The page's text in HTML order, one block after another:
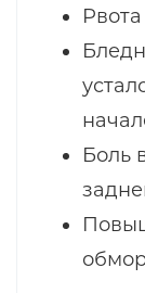
Боль